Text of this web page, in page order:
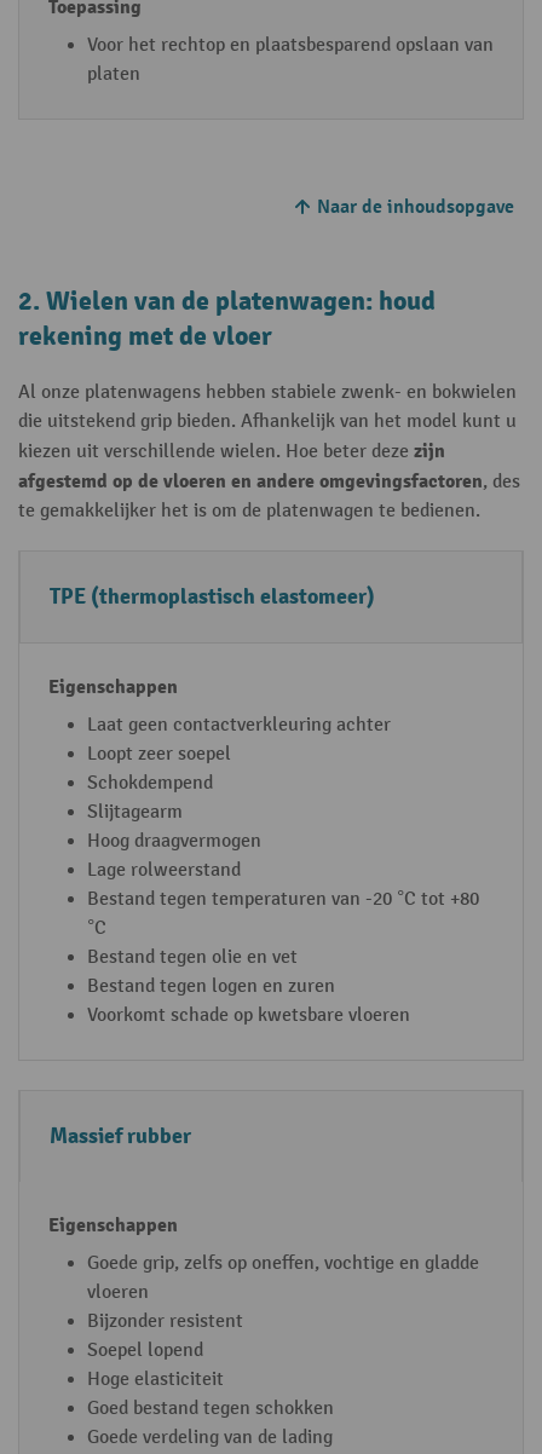
Voor het rechtop en plaatsbesparend opslaan van
platen
Naar de inhoudsopgave
2. Wielen van de platenwagen: houd
rekening met de vloer
Al onze platenwagens hebben stabiele zwenk- en bokwielen
die uitstekend grip bieden. Afhankelijk van het model kunt u
kiezen uit verschillende wielen. Hoe beter deze zijn
afgestemd op de vloeren en andere omgevingsfactoren, des
te gemakkelijker het is om de platenwagen te bedienen.
W
n
E
n
s
c
p
e
n
TPE (thermoplastisch elastomeer)
Laat geen contactverkleuring achter
Loopt zeer soepel
Schokdempend
Slijtagearm
Hoog draagvermogen
Lage rolweerstand
Bestand tegen temperaturen van -20 °C tot +80
°C
Bestand tegen olie en vet
Bestand tegen logen en zuren
Voorkomt schade op kwetsbare vloeren
Massief rubber
Goede grip, zelfs op oneffen, vochtige en gladde
vloeren
Bijzonder resistent
Soepel lopend
Hoge elasticiteit
Goed bestand tegen schokken
Goede verdeling van de lading